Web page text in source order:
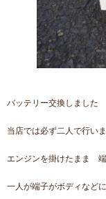
バッテリー交換しました
当店では必ず二人で行い
エンジンを掛けたまま
一人が端子がボディなど